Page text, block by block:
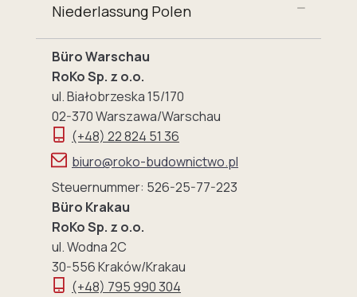
Niederlassung Polen
Büro Warschau
RoKo Sp. z o.o.
ul. Białobrzeska 15/170
02-370 Warszawa/Warschau
(+48) 22 824 51 36
biuro@roko-budownictwo.pl
Steuernummer: 526-25-77-223
Büro Krakau
RoKo Sp. z o.o.
ul. Wodna 2C
30-556 Kraków/Krakau
(+48) 795 990 304